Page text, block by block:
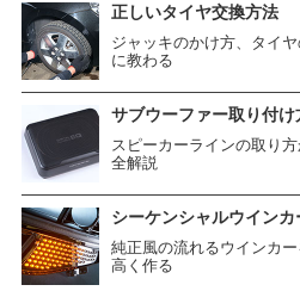
正しいタイヤ交換方法
ジャッキのかけ方、タイ
に教わる
サブウーファー取り付け
スピーカーラインの取り
全解説
シーケンシャルウインカ
純正風の流れるウインカ
高く作る